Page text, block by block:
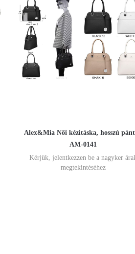
Alex&Mia Női kézitáska, hosszú
AM-0141
Kérjük, jelentkezzen be a nagyker
megtekintéséhez